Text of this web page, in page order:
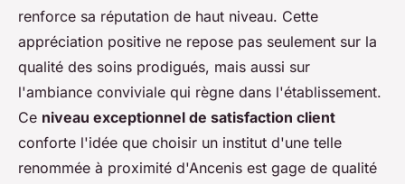
renforce sa réputation de haut niveau. Cette
appréciation positive ne repose pas seulement sur la
qualité des soins prodigués, mais aussi sur
l'ambiance conviviale qui règne dans l'établissement.
Ce niveau exceptionnel de satisfaction client
conforte l'idée que choisir un institut d'une telle
renommée à proximité d'Ancenis est gage de qualité